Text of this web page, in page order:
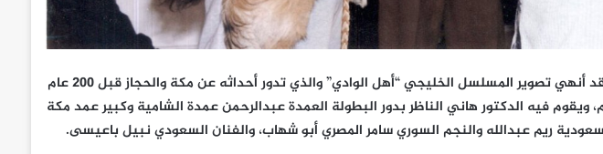
وكان الفنان هاني ناظر «أبو بتيل» قد أنهي تصوير المسلسل الخليجي “أهل الوادي” والذي تدور أحداثه عن مكة والحجاز قبل ٢٠٠ عام
ويقوم فيه الدكتور هاني الناظر بدور البطولة العمدة عبدالرحمن عمدة الشامية وكبير عمد مكة
ريم عبدالله والنجم السوري سامر المصري أبو شهاب، والفنان السعودي نبيل باعيسى.